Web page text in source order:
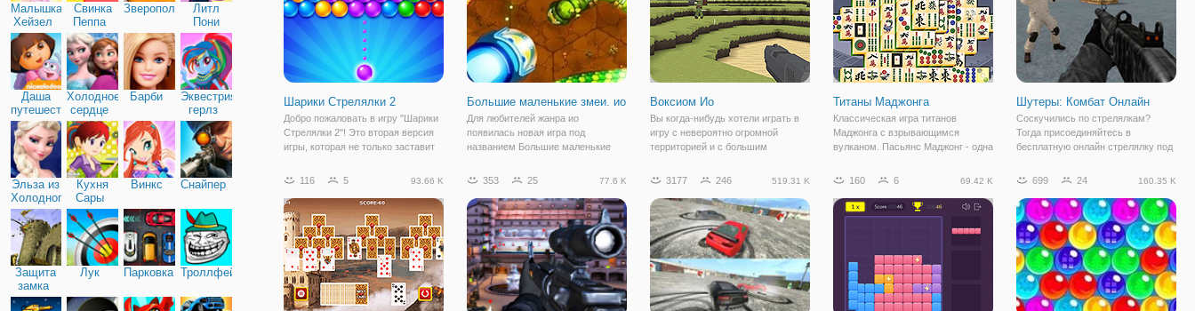
Малышка
Хейзел
Свинка
Пеппа
Зверополис
Литл
Пони
Дружба
Даша
путешественница
Холодное
сердце
Барби
Эквестрия
герлз
Эльза из
Холодного
сердца
Кухня
Сары
Винкс Снайпер
Защита
замка
Лук Парковка Троллфейс
Шарики Стрелялки 2
Добро пожаловать в игру "Шарики
Стрелялки 2"! Это вторая версия
игры, которая не только заставит
хорошо потренирует мозг. Если у
времени, тогда не тратьте его
Большие маленькие змеи. ио
Для любителей жанра ио
появилась новая игра под
названием Большие маленькие
жанр подразумевает
котором игроки с разных стран
сражаются за место победителя.
Воксиом Ио
Вы когда-нибудь хотели играть в
игру с невероятно огромной
территорией и с большим
вокруг? Ну, тогда Voxiom IO-это то,
поле боя и переключайтесь между
Титаны Маджонга
Классическая игра титанов
Маджонга с взрывающимся
вулканом. Пасьянс Маджонг - одна
игр в мире. Простые правила и
означают, что любой желающий
может насладиться
Шутеры: Комбат Онлайн
Соскучились по стрелялкам?
Тогда присоединяйтесь в
бесплатную онлайн стрелялку под
Онлайн". Это классический шутер
намечается серьезная
перестрелка. Вы будете играть в
116 5 93.66 K 353 25 77.6 K 3177 246 519.31 K 160 6 69.42 K 699 24 160.35 K